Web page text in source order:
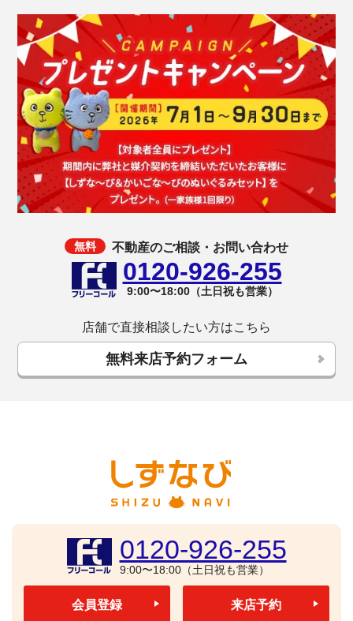
不動産のご相談・お問い合わせ
0120-926-255
9:00〜18:00（土日祝も営業）
店舗で直接相談したい方はこちら
無料来店予約フォーム
0120-926-255
9:00〜18:00（土日祝も営業）
会員登録 来店予約